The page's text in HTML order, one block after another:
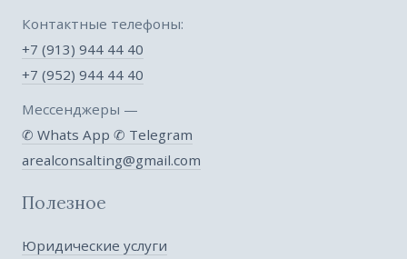
Контактные телефоны:
+7 (913) 944 44 40
+7 (952) 944 44 40
Мессенджеры —
✆ Whats App ✆ Telegram
arealconsalting@gmail.com
Полезное
Юридические услуги